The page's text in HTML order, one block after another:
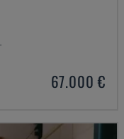
67.000 €